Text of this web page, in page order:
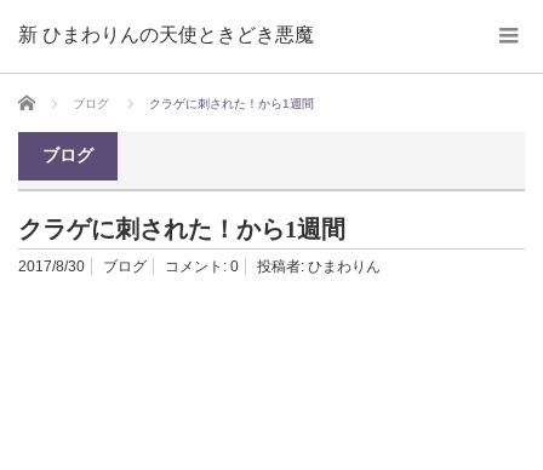
新 ひまわりんの天使ときどき悪魔
ホーム ブログ クラゲに刺された！から1週間
ブログ
クラゲに刺された！から1週間
2017/8/30 ブログ コメント: 0 投稿者: ひまわりん